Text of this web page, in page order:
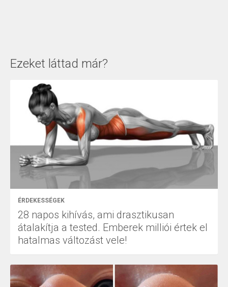
Ezeket láttad már?
ÉRDEKESSÉGEK
28 napos kihívás, ami drasztikusan
átalakítja a tested. Emberek milliói értek el
hatalmas változást vele!